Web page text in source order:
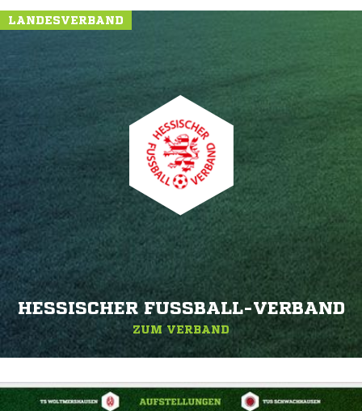
LANDESVERBAND
HESSISCHER FUSSBALL-VERBAND
ZUM VERBAND